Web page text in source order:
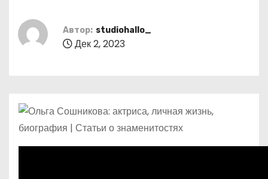
Автор: studiohallo_
Дек 2, 2023